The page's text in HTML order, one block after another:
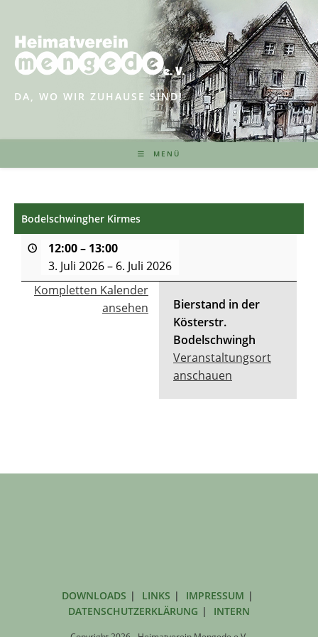
springen
DA, WO WIR ZUHAUSE SIND!
MENÜ
Bodelschwingher Kirmes
12:00– 13:00
3. Juli 2026– 6. Juli 2026
Bierstand in der
Kösterstr.
Bodelschwingh
Veranstaltungsort
anschauen
Kompletten Kalender
ansehen
DOWNLOADS LINKS
IMPRESSUM
DATENSCHUTZERKLÄRUNG
INTERN